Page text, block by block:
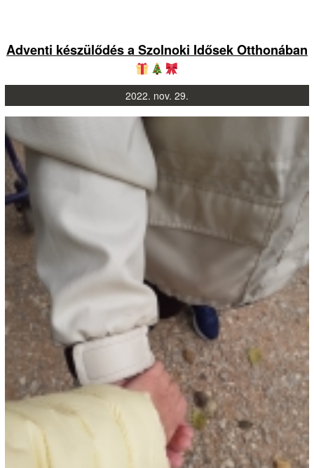
Adventi készülődés a Szolnoki Idősek Otthonában
2022. nov. 29.